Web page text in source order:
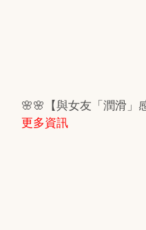
🌸🌸【與女友「潤滑」
更多資訊